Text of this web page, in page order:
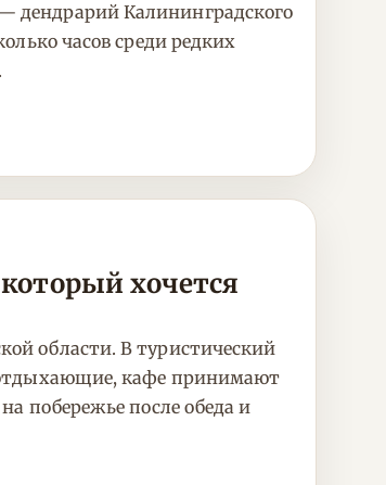
дендрарий Калининградского
часов среди редких
хочется
области. В туристический
отдыхающие, кафе принимают
побережье после обеда и